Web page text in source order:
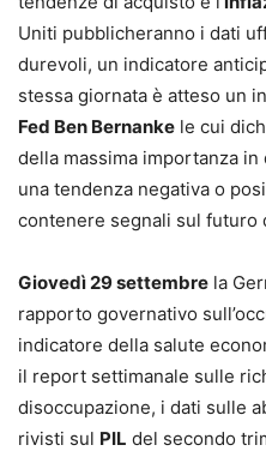
Uniti pubblicheranno i dati
durevoli, un indicatore
stessa giornata è atteso un
Fed Ben Bernanke le cui
della massima importanza
una tendenza negativa o
contenere segnali sul futuro
Giovedì 29 settembre la
rapporto governativo
indicatore della salute
il report settimanale sulle
disoccupazione, i dati sulle
rivisti sul PIL del secondo